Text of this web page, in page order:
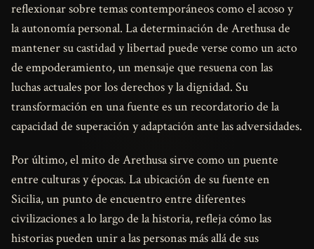
reflexionar sobre temas contemporáneos como el acoso y
la autonomía personal. La determinación de Arethusa de
mantener su castidad y libertad puede verse como un acto
de empoderamiento, un mensaje que resuena con las
luchas actuales por los derechos y la dignidad. Su
transformación en una fuente es un recordatorio de la
capacidad de superación y adaptación ante las adversidades.
Por último, el mito de Arethusa sirve como un puente
entre culturas y épocas. La ubicación de su fuente en
Sicilia, un punto de encuentro entre diferentes
civilizaciones a lo largo de la historia, refleja cómo las
historias pueden unir a las personas más allá de sus